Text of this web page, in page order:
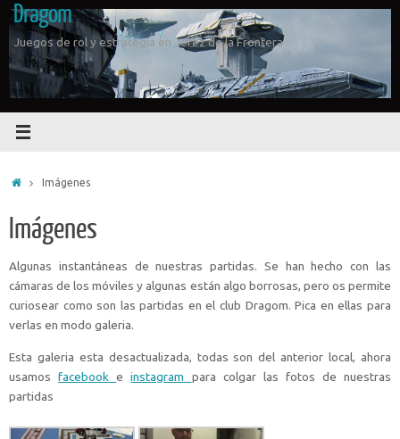
Saltar
contenido
Dragom
Juegos de rol y estrategia en Jerez de la Frontera
InicioImágenes
Imágenes
Algunas instantáneas de nuestras partidas. Se han hecho con las
cámaras de los móviles y algunas están algo borrosas, pero os permite
curiosear como son las partidas en el club Dragom. Pica en ellas para
verlas en modo galeria.
Esta galeria esta desactualizada, todas son del anterior local, ahora
usamosfacebookeinstagram para colgar las fotos de nuestras
partidas